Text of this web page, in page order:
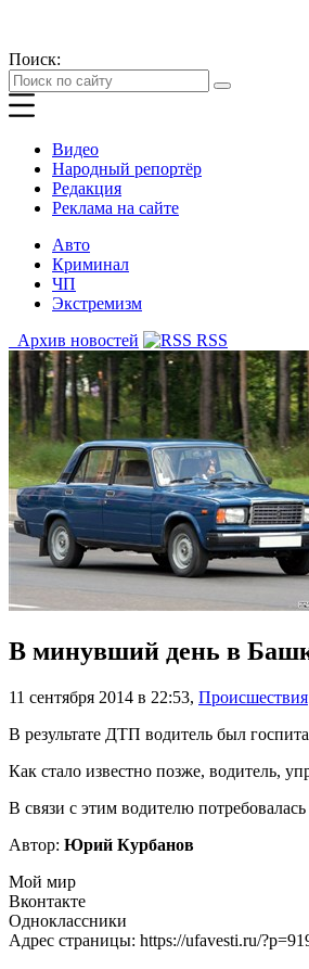
Поиск:
Видео
Народный репортёр
Редакция
Реклама на сайте
Авто
Криминал
ЧП
Экстремизм
Архив новостей
RSS
В минувший день в
11 сентября 2014 в 22:53, Происшествия
В результате ДТП водитель был
Как стало известно позже, водитель,
В связи с этим водителю
Автор: Юрий Курбанов
Мой мир
Вконтакте
Одноклассники
Адрес страницы: https://ufavesti.ru/